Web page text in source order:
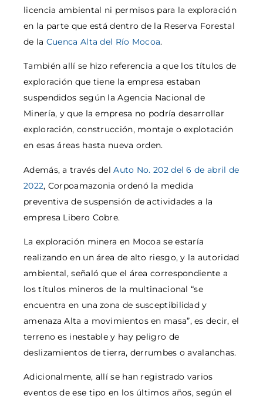
licencia ambiental ni permisos para la exploración
en la parte que está dentro de la Reserva Forestal
de la Cuenca Alta del Río Mocoa.
También allí se hizo referencia a que los títulos de
exploración que tiene la empresa estaban
suspendidos según la Agencia Nacional de
Minería, y que la empresa no podría desarrollar
exploración, construcción, montaje o explotación
en esas áreas hasta nueva orden.
Además, a través delAuto No. 202 del 6 de abril de
2022, Corpoamazonia ordenó la medida
preventiva de suspensión de actividades a la
empresa Libero Cobre.
La exploración minera en Mocoa se estaría
realizando en un área de alto riesgo, y la autoridad
ambiental, señaló que el área correspondiente a
los títulos mineros de la multinacional “se
encuentra en una zona de susceptibilidad y
amenaza Alta a movimientos en masa”, es decir, el
terreno es inestable y hay peligro de
deslizamientos de tierra, derrumbes o avalanchas.
Adicionalmente, allí se han registrado varios
eventos de ese tipo en los últimos años, según el